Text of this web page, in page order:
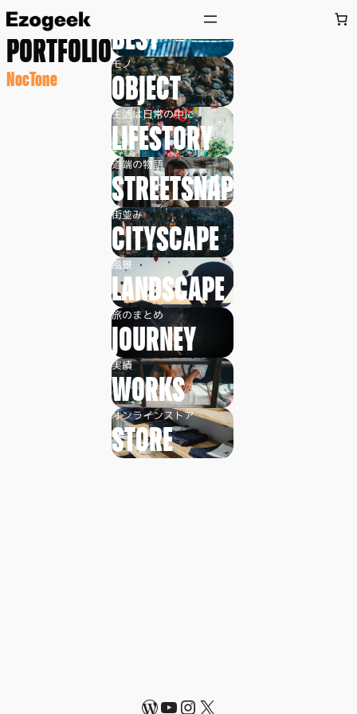
内
容
を
ス
キ
PORTFOLIO
NocTone
BEST
モノ
OBJECT
生活は日常の中に
LIFESTORY
道端の物語
STREETSNAP
街並み
CITYSCAPE
風景
LANDSCAPE
旅のまとめ
JOURNEY
実績
WORKS
オンラインストア
STORE